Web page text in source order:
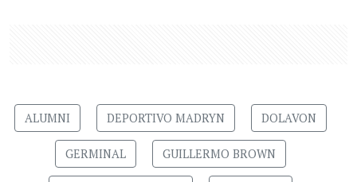
ALUMNI DEPORTIVO MADRYN DOLAVON
GERMINAL GUILLERMO BROWN